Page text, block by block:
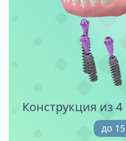
Конструкция из
до